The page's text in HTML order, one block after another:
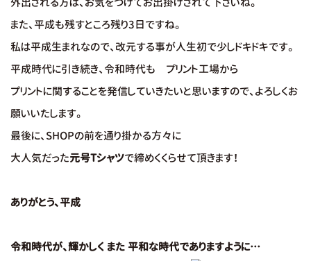
また、平成も残すところ残り3日ですね。
私は平成生まれなので、改元する事が人生初で少しドキドキです。
平成時代に引き続き、令和時代も プリント工場から
プリントに関することを発信していきたいと思いますので、よろしくお
願いいたします。
最後に、SHOPの前を通り掛かる方々に
大人気だった元号Tシャツで締めくくらせて頂きます！
ありがとう、平成
令和時代が、輝かしく また 平和な時代でありますように…